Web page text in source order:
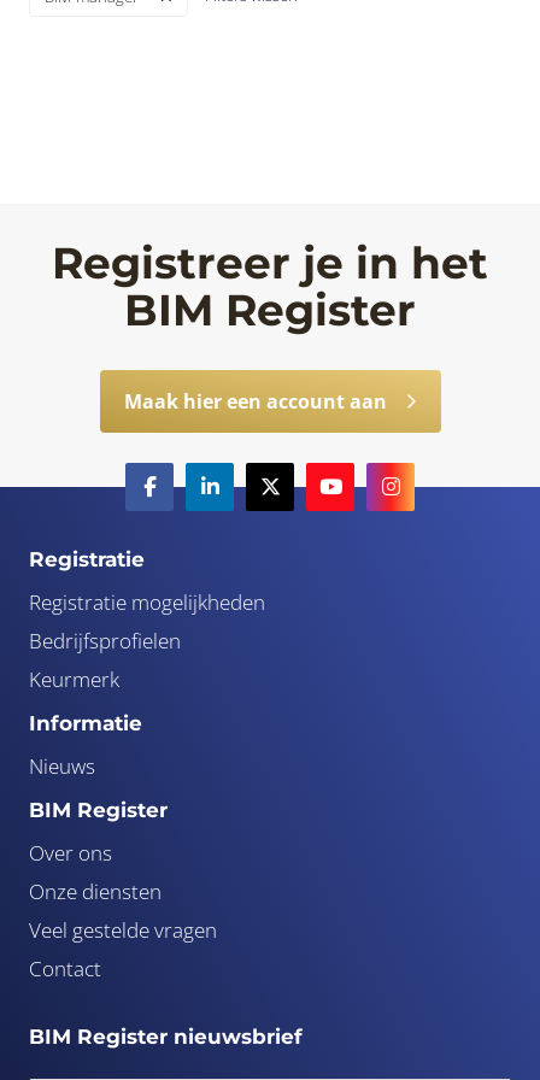
Registreer je in het
BIM Register
Maak hier een account aan
Registratie
Registratie mogelijkheden
Bedrijfsprofielen
Keurmerk
Informatie
Nieuws
BIM Register
Over ons
Onze diensten
Veel gestelde vragen
Contact
BIM Register nieuwsbrief